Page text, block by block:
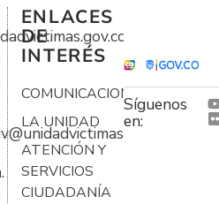
ENLACES
DE
INTERÉS
COMUNICACIONES
LA UNIDAD
ATENCIÓN Y
SERVICIOS
CIUDADANÍA
Síguenos
en: